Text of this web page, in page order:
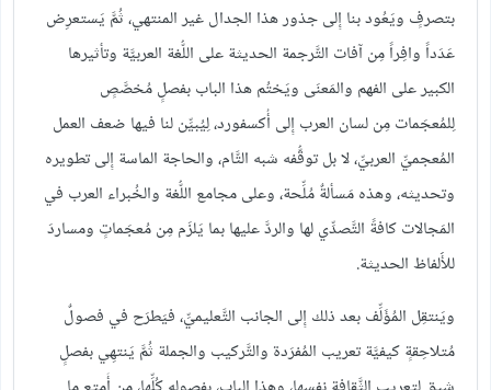
بتصرفٍ ويَعُود بنا إِلى جذور هذا الجدال غير المنتهي، ثُمَّ يَستعرِض
عَدَداً وافِراً مِن آفات التَّرجمة الحديثة على اللُّغة العربيَّة وتأثيرها
الكبير على الفهم والمَعنَى ويَختُم هذا الباب بفصلٍ مُخصَّصٍ
لِلمُعجَمات مِن لسان العرب إِلى أُكسفورد، لِيُبيِّن لنا فيها ضعف العمل
المُعجميِّ العربيِّ، لا بل توقُّفه شبه التَّام، والحاجة الماسة إِلى تطويره
وتحديثه، وهذه مَسألةٌ مُلِّحة، وعلى مجامع اللُّغة والخُبراء العرب في
المَجالات كافةً التَّصدِّي لها والردَّ عليها بما يَلزَم مِن مُعجَماتٍ ومساردَ
للأََلفاظ الحديثة.
ويَنتقِل المُؤَلِّف بعد ذلك إِلى الجانب التَّعليميِّ، فيَطرَح في فصولٌ
مُتلاحِقةٍ كيفيَّة تعريب المُفرَدة والتَّركيب والجملة ثُمَّ يَنتهِي بفصلٍ